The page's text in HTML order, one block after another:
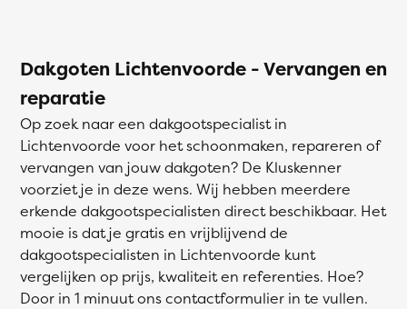
Dakgoten Lichtenvoorde - Vervangen en
reparatie
Op zoek naar een dakgootspecialist in
Lichtenvoorde voor het schoonmaken, repareren of
vervangen van jouw dakgoten? De Kluskenner
voorziet je in deze wens. Wij hebben meerdere
erkende dakgootspecialisten direct beschikbaar. Het
mooie is dat je gratis en vrijblijvend de
dakgootspecialisten in Lichtenvoorde kunt
vergelijken op prijs, kwaliteit en referenties. Hoe?
Door in 1 minuut ons contactformulier in te vullen.